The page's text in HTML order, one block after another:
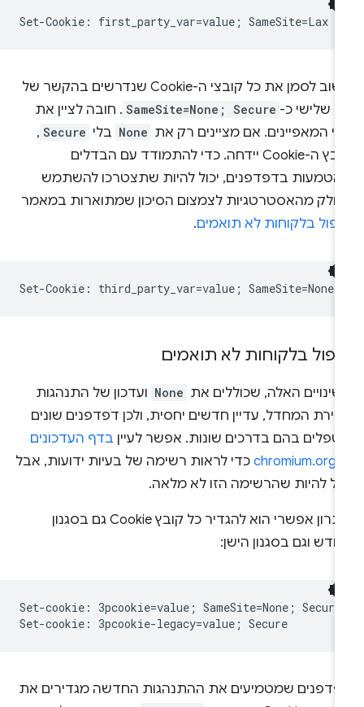
חשוב לסמן את כל קובצי ה-Cookie שנדרשים בהקשר של
שלישי כ- SameSite=None; Secure . חובה לציין את
המאפיינים. אם מציינים רק את None בלי Secure
,
קובץ ה-Cookie יידחה. כדי להתמודד עם הבדלים
בדפדפנים, יכול להיות שתצטרכו להשתמש
מהאסטרטגיות לצמצום הסיכון שמתוארות במאמר
בלקוחות לא תואמים.
בלקוחות לא תואמים
האלה, שכוללים את None ועדכון של התנהגות
המחדל, עדיין חדשים יחסית, ולכן דפדפנים שונים
בהם בדרכים שונות. אפשר לעייןבדף העדכונים
כדי לראות רשימה של בעיות ידועות, אבל
להיות שהרשימה הזו לא מלאה.
פתרון אפשרי הוא להגדיר כל קובץ Cookie גם בסגנון
וגם בסגנון הישן:
Set-cookie: 3pcookie=value; SameSite=None; Secure
שמטמיעים את ההתנהגות החדשה מגדירים את